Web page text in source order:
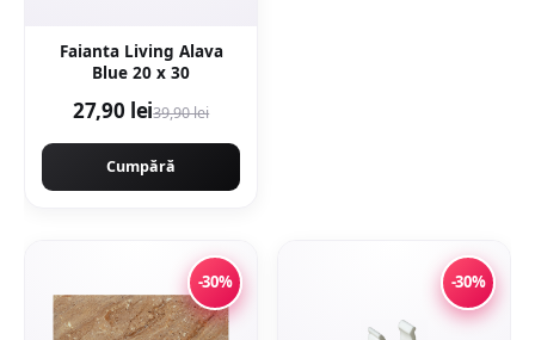
Faianta Living Alava
Blue 20 x 30
27,90 lei39,90 lei
Cumpără
-30% -30%